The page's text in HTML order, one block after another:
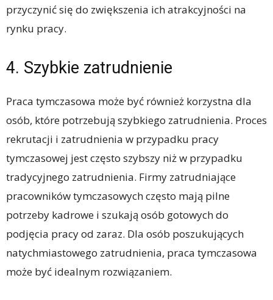
przyczynić się do zwiększenia ich atrakcyjności na
rynku pracy.
4. Szybkie zatrudnienie
Praca tymczasowa może być również korzystna dla
osób, które potrzebują szybkiego zatrudnienia. Proces
rekrutacji i zatrudnienia w przypadku pracy
tymczasowej jest często szybszy niż w przypadku
tradycyjnego zatrudnienia. Firmy zatrudniające
pracowników tymczasowych często mają pilne
potrzeby kadrowe i szukają osób gotowych do
podjęcia pracy od zaraz. Dla osób poszukujących
natychmiastowego zatrudnienia, praca tymczasowa
może być idealnym rozwiązaniem.